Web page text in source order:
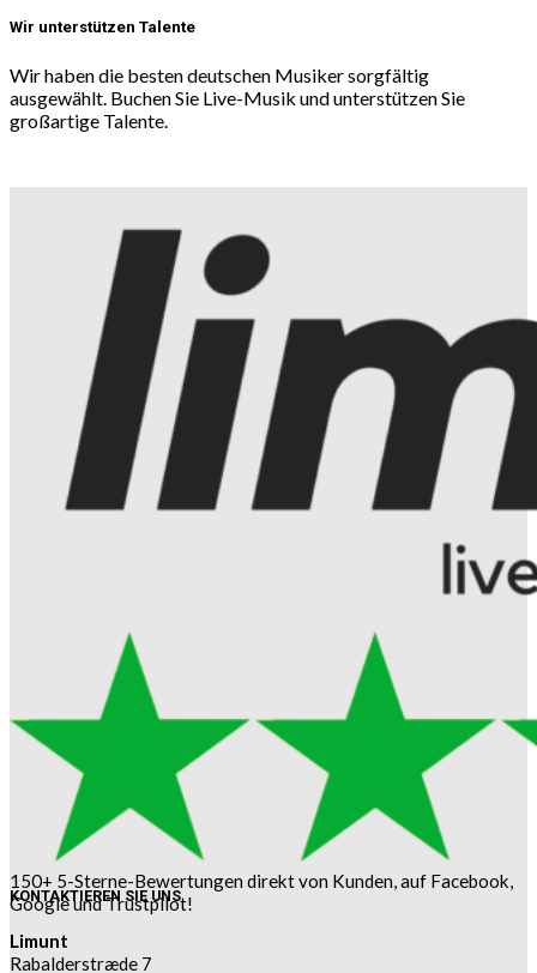
Wir unterstützen Talente
Wir haben die besten deutschen Musiker sorgfältig
ausgewählt. Buchen Sie Live-Musik und unterstützen Sie
großartige Talente.
150+ 5-Sterne-Bewertungen direkt von Kunden, auf Facebook,
Google und Trustpilot!
KONTAKTIEREN SIE UNS
Limunt
Rabalderstræde 7